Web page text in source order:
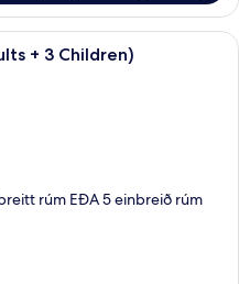
Míníbar, öryggishólf í herbergi,
+ 3 Children)
rúm EÐA 5 einbreið rúm